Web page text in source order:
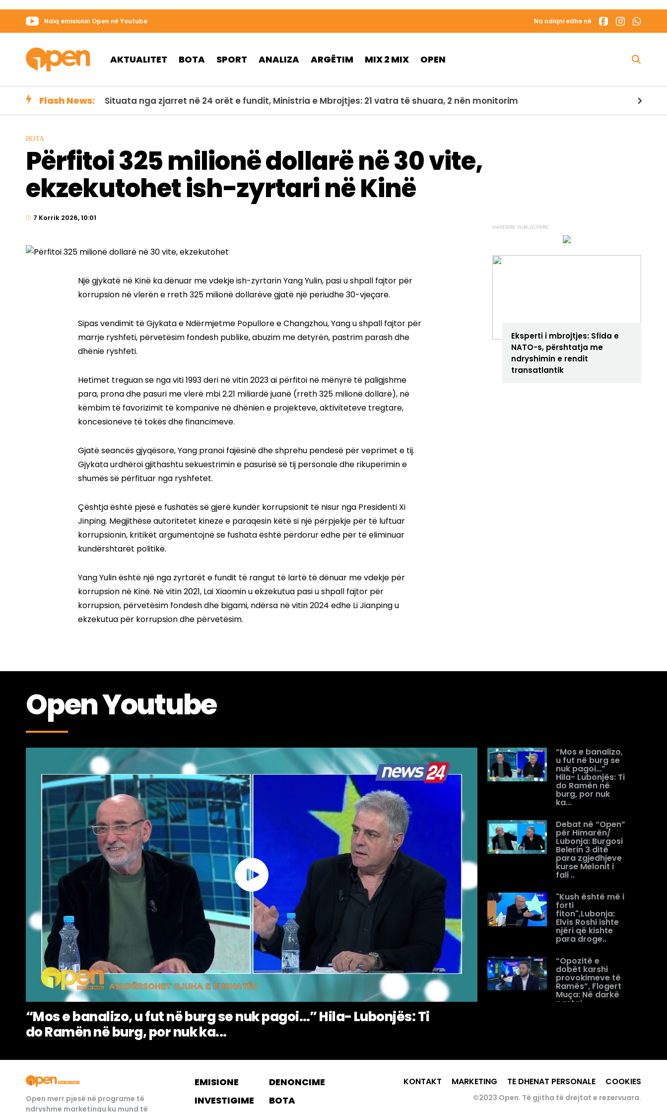
Ndiq emisionin Open në Youtube Na ndiqni edhe në
AKTUALITET BOTA SPORT ANALIZA ARGËTIM MIX 2 MIX OPEN
Flash News: Helikopteri zjarrfikës rrëzohet gjatë operacionit kundër flakëve në Utah, nuk dihet gjendja e dy personave në bord
BOTA
Përfitoi 325 milionë dollarë në 30 vite,
ekzekutohet ish-zyrtari në Kinë
7 Korrik 2026, 10:01
Një gjykatë në Kinë ka dënuar me vdekje ish-zyrtarin Yang Yulin, pasi u shpall fajtor për
korrupsion në vlerën e rreth 325 milionë dollarëve gjatë një periudhe 30-vjeçare.
Sipas vendimit të Gjykata e Ndërmjetme Popullore e Changzhou, Yang u shpall fajtor për
marrje ryshfeti, përvetësim fondesh publike, abuzim me detyrën, pastrim parash dhe
dhënie ryshfeti.
Hetimet treguan se nga viti 1993 deri në vitin 2023 ai përfitoi në mënyrë të paligjshme
para, prona dhe pasuri me vlerë mbi 2.21 miliardë juanë (rreth 325 milionë dollarë), në
këmbim të favorizimit të kompanive në dhënien e projekteve, aktiviteteve tregtare,
koncesioneve të tokës dhe financimeve.
Gjatë seancës gjyqësore, Yang pranoi fajësinë dhe shprehu pendesë për veprimet e tij.
Gjykata urdhëroi gjithashtu sekuestrimin e pasurisë së tij personale dhe rikuperimin e
shumës së përfituar nga ryshfetet.
Çështja është pjesë e fushatës së gjerë kundër korrupsionit të nisur nga Presidenti Xi
Jinping. Megjithëse autoritetet kineze e paraqesin këtë si një përpjekje për të luftuar
korrupsionin, kritikët argumentojnë se fushata është përdorur edhe për të eliminuar
kundërshtarët politikë.
Yang Yulin është një nga zyrtarët e fundit të rangut të lartë të dënuar me vdekje për
korrupsion në Kinë. Në vitin 2021, Lai Xiaomin u ekzekutua pasi u shpall fajtor për
korrupsion, përvetësim fondesh dhe bigami, ndërsa në vitin 2024 edhe Li Jianping u
ekzekutua për korrupsion dhe përvetësim.
Eksperti i mbrojtjes: Sfida e
NATO-s, përshtatja me
ndryshimin e rendit
transatlantik
Open Youtube
“Mos e banalizo, u fut në burg se nuk pagoi…” Hila- Lubonjës: Ti
do Ramën në burg, por nuk ka...
“Mos e banalizo,
u fut në burg se
nuk pagoi…”
Hila- Lubonjës: Ti
do Ramën në
burg, por nuk
ka...
Debat në “Open”
për Himarën/
Lubonja: Burgosi
Belerin 3 ditë
para zgjedhjeve
kurse Melonit i
fali ..
"Kush është më i
forti
fiton",Lubonja:
Elvis Roshi ishte
njëri që kishte
para droge..
“Opozitë e
dobët karshi
provokimeve të
Ramës”, Flogert
Muça: Në darkë
pastaj
gjuhën e Ramës/
demoralizuese
“Nuk flas me
Open merr pjesë në programe të
ndryshme marketingu ku mund të
EMISIONE
INVESTIGIME
DENONCIME
BOTA
KONTAKT MARKETING TE DHENAT PERSONALE COOKIES
©2023 Open. Të gjitha të drejtat e rezervuara.